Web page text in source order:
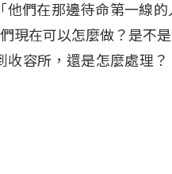
們在那邊待命第一線的
現在可以怎麼做？是不
容所，還是怎麼處理？